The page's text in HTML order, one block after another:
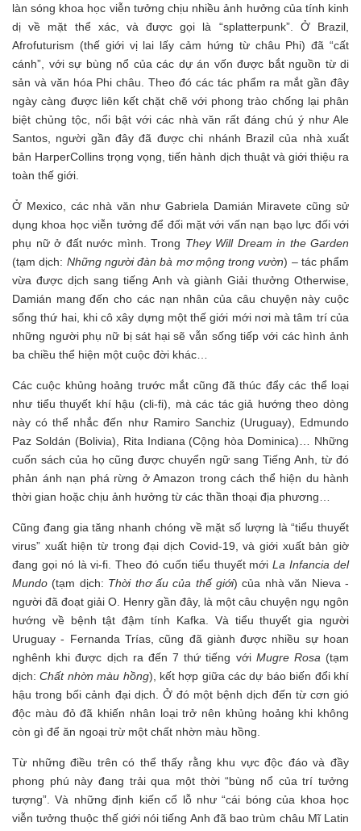
làn sóng khoa học viễn tưởng chịu nhiều ảnh hưởng của tính kinh
dị về mặt thể xác, và được gọi là “splatterpunk”. Ở Brazil,
Afrofuturism (thế giới vị lai lấy cảm hứng từ châu Phi) đã “cất
cánh”, với sự bùng nổ của các dự án vốn được bắt nguồn từ di
sản và văn hóa Phi châu. Theo đó các tác phẩm ra mắt gần đây
ngày càng được liên kết chặt chẽ với phong trào chống lại phân
biệt chủng tộc, nổi bật với các nhà văn rất đáng chú ý như Ale
Santos, người gần đây đã được chi nhánh Brazil của nhà xuất
bản HarperCollins trọng vọng, tiến hành dịch thuật và giới thiệu ra
toàn thế giới.
Ở Mexico, các nhà văn như Gabriela Damián Miravete cũng sử
dụng khoa học viễn tưởng để đối mặt với vấn nạn bạo lực đối với
phụ nữ ở đất nước mình. Trong They Will Dream in the Garden
(tạm dịch: Những người đàn bà mơ mộng trong vườn) – tác phẩm
vừa được dịch sang tiếng Anh và giành Giải thưởng Otherwise,
Damián mang đến cho các nạn nhân của câu chuyện này cuộc
sống thứ hai, khi cô xây dựng một thế giới mới nơi mà tâm trí của
những người phụ nữ bị sát hại sẽ vẫn sống tiếp với các hình ảnh
ba chiều thể hiện một cuộc đời khác…
Các cuộc khủng hoảng trước mắt cũng đã thúc đẩy các thể loại
như tiểu thuyết khí hậu (cli-fi), mà các tác giả hướng theo dòng
này có thể nhắc đến như Ramiro Sanchiz (Uruguay), Edmundo
Paz Soldán (Bolivia), Rita Indiana (Cộng hòa Dominica)… Những
cuốn sách của họ cũng được chuyển ngữ sang Tiếng Anh, từ đó
phản ánh nạn phá rừng ở Amazon trong cách thể hiện du hành
thời gian hoặc chịu ảnh hưởng từ các thần thoại địa phương…
Cũng đang gia tăng nhanh chóng về mặt số lượng là “tiểu thuyết
virus” xuất hiện từ trong đại dịch Covid-19, và giới xuất bản giờ
đang gọi nó là vi-fi. Theo đó cuốn tiểu thuyết mớiLa Infancia del
Mundo (tạm dịch: Thời thơ ấu của thế giới) của nhà văn Nieva -
người đã đoạt giải O. Henry gần đây, là một câu chuyện ngụ ngôn
hướng về bệnh tật đậm tính Kafka. Và tiểu thuyết gia người
Uruguay - Fernanda Trías, cũng đã giành được nhiều sự hoan
nghênh khi được dịch ra đến 7 thứ tiếng với Mugre Rosa (tạm
dịch:Chất nhờn màu hồng), kết hợp giữa các dự báo biến đổi khí
hậu trong bối cảnh đại dịch. Ở đó một bệnh dịch đến từ cơn gió
độc màu đỏ đã khiến nhân loại trở nên khủng hoảng khi không
còn gì để ăn ngoại trừ một chất nhờn màu hồng.
Từ những điều trên có thể thấy rằng khu vực độc đáo và đầy
phong phú này đang trải qua một thời “bùng nổ của trí tưởng
tượng”. Và những định kiến cổ lỗ như “cái bóng của khoa học
viễn tưởng thuộc thế giới nói tiếng Anh đã bao trùm châu Mĩ Latin